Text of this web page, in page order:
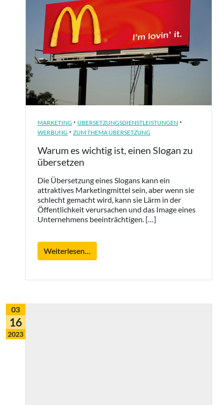
MARKETING · ÜBERSETZUNGSDIENSTLEISTUNGEN ·
WERBUNG · ZUM THEMA ÜBERSETZUNG
Warum es wichtig ist, einen Slogan zu
übersetzen
Die Übersetzung eines Slogans kann ein
attraktives Marketingmittel sein, aber wenn sie
schlecht gemacht wird, kann sie Lärm in der
Öffentlichkeit verursachen und das Image eines
Unternehmens beeinträchtigen. […]
Weiterlesen…
03
16
2023